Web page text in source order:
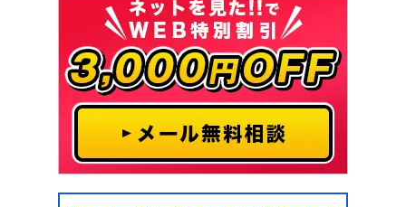
[大阪府堺市北区金岡町]
2021-03-12
浴室リフォーム
塩素除去機能付きシャワーヘッド交換
[愛知県北名古屋市九之坪]
2021-03-11
浴室水漏れ
お風呂場のどこかで水漏れの音がして
いる